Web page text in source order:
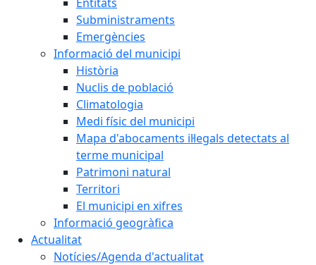
Subministraments
Emergències
Informació del municipi
Història
Nuclis de població
Climatologia
Medi físic del municipi
Mapa d'abocaments il·legals detectats al
terme municipal
Patrimoni natural
Territori
El municipi en xifres
Informació geogràfica
Actualitat
Notícies/Agenda d'actualitat